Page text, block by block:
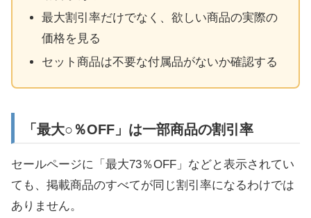
最大割引率だけでなく、欲しい商品の実際の
価格を見る
セット商品は不要な付属品がないか確認する
「最大○％OFF」は一部商品の割引率
セールページに「最大73％OFF」などと表示されてい
ても、掲載商品のすべてが同じ割引率になるわけでは
ありません。